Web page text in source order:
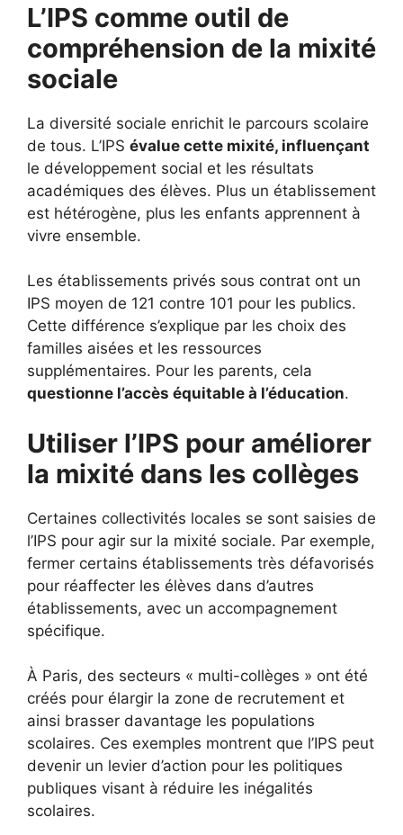
L’IPS comme outil de
compréhension de la mixité
sociale
La diversité sociale enrichit le parcours scolaire
de tous. L’IPS évalue cette mixité, influençant
le développement social et les résultats
académiques des élèves. Plus un établissement
est hétérogène, plus les enfants apprennent à
vivre ensemble.
Les établissements privés sous contrat ont un
IPS moyen de 121 contre 101 pour les publics.
Cette différence s’explique par les choix des
familles aisées et les ressources
supplémentaires. Pour les parents, cela
questionne l’accès équitable à l’éducation.
Utiliser l’IPS pour améliorer
la mixité dans les collèges
Certaines collectivités locales se sont saisies de
l’IPS pour agir sur la mixité sociale. Par exemple,
fermer certains établissements très défavorisés
pour réaffecter les élèves dans d’autres
établissements, avec un accompagnement
spécifique.
À Paris, des secteurs « multi-collèges » ont été
créés pour élargir la zone de recrutement et
ainsi brasser davantage les populations
scolaires. Ces exemples montrent que l’IPS peut
devenir un levier d’action pour les politiques
publiques visant à réduire les inégalités
scolaires.